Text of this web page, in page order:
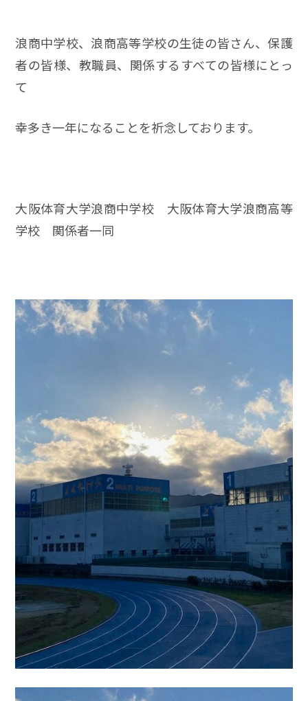
浪商中学校、浪商高等学校の生徒の皆さん、保護
者の皆様、教職員、関係するすべての皆様にとっ
て
幸多き一年になることを祈念しております。
大阪体育大学浪商中学校 大阪体育大学浪商高等
学校 関係者一同